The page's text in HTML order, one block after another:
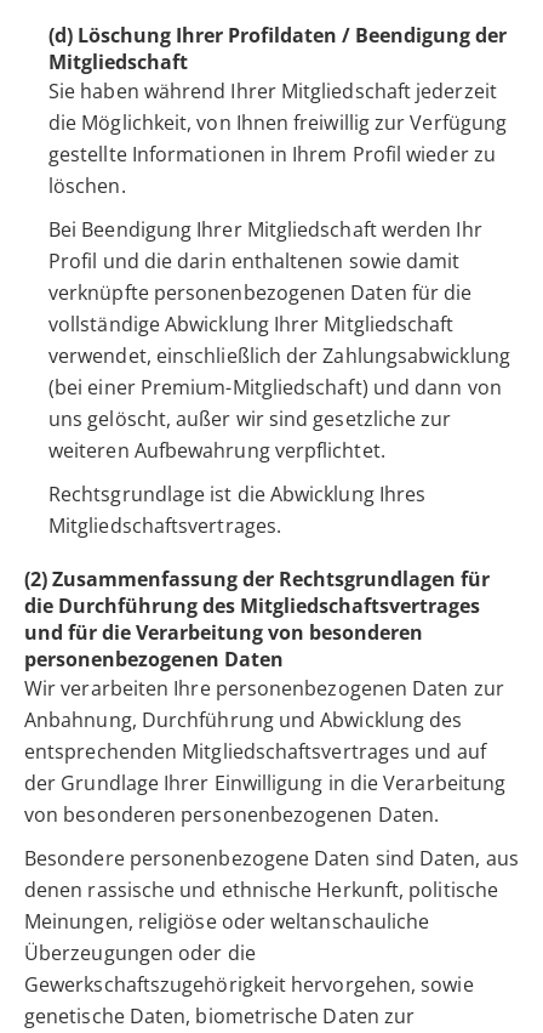
(d) Löschung Ihrer Profildaten / Beendigung der
Mitgliedschaft
Sie haben während Ihrer Mitgliedschaft jederzeit
die Möglichkeit, von Ihnen freiwillig zur Verfügung
gestellte Informationen in Ihrem Profil wieder zu
löschen.
Bei Beendigung Ihrer Mitgliedschaft werden Ihr
Profil und die darin enthaltenen sowie damit
verknüpfte personenbezogenen Daten für die
vollständige Abwicklung Ihrer Mitgliedschaft
verwendet, einschließlich der Zahlungsabwicklung
(bei einer Premium-Mitgliedschaft) und dann von
uns gelöscht, außer wir sind gesetzliche zur
weiteren Aufbewahrung verpflichtet.
Rechtsgrundlage ist die Abwicklung Ihres
Mitgliedschaftsvertrages.
(2) Zusammenfassung der Rechtsgrundlagen für
die Durchführung des Mitgliedschaftsvertrages
und für die Verarbeitung von besonderen
personenbezogenen Daten
Wir verarbeiten Ihre personenbezogenen Daten zur
Anbahnung, Durchführung und Abwicklung des
entsprechenden Mitgliedschaftsvertrages und auf
der Grundlage Ihrer Einwilligung in die Verarbeitung
von besonderen personenbezogenen Daten.
Besondere personenbezogene Daten sind Daten, aus
denen rassische und ethnische Herkunft, politische
Meinungen, religiöse oder weltanschauliche
Überzeugungen oder die
Gewerkschaftszugehörigkeit hervorgehen, sowie
genetische Daten, biometrische Daten zur